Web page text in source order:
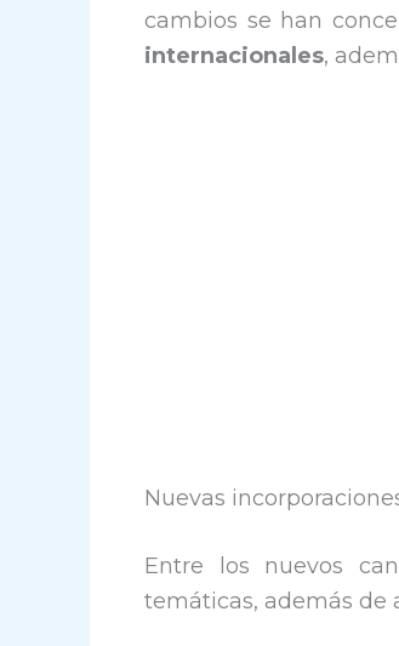
cambios se han
internacionales,
Nuevas
Entre los nuevos
temáticas, además de